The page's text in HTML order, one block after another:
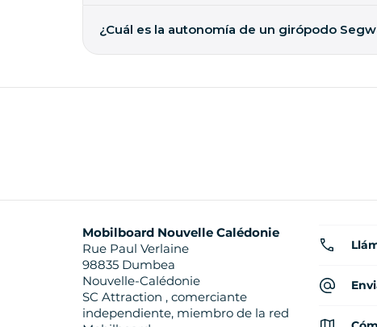
orientación para disfrutar de la excursión con
¿Cuál es la autonomía de un girópodo
Hasta 38 km por carga según el modelo. La
Mobilboard Nouvelle Calédonie
Rue Paul Verlaine
98835 Dumbea
Nouvelle-Calédonie
SC Attraction , comerciante
independiente, miembro de la red